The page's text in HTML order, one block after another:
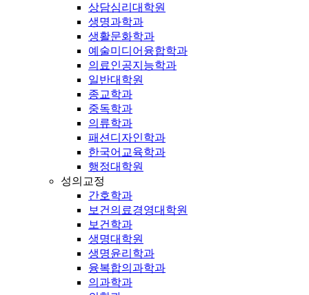
상담심리대학원
생명과학과
생활문화학과
예술미디어융합학과
의료인공지능학과
일반대학원
종교학과
중독학과
의류학과
패션디자인학과
한국어교육학과
행정대학원
성의교정
간호학과
보건의료경영대학원
보건학과
생명대학원
생명윤리학과
융복합의과학과
의과학과